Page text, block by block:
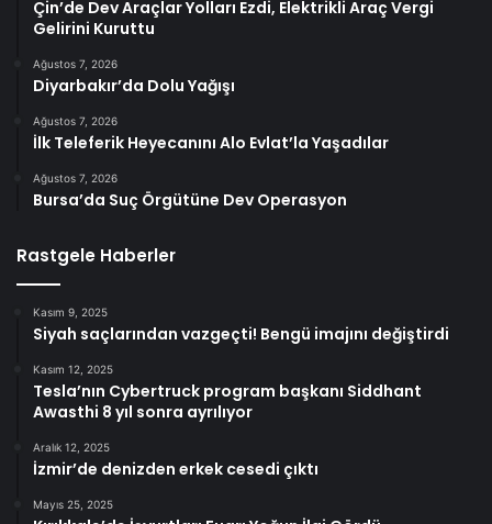
Çin’de Dev Araçlar Yolları Ezdi, Elektrikli Araç Vergi
Gelirini Kuruttu
Ağustos 7, 2026
Diyarbakır’da Dolu Yağışı
Ağustos 7, 2026
İlk Teleferik Heyecanını Alo Evlat’la Yaşadılar
Ağustos 7, 2026
Bursa’da Suç Örgütüne Dev Operasyon
Rastgele Haberler
Kasım 9, 2025
Siyah saçlarından vazgeçti! Bengü imajını değiştirdi
Kasım 12, 2025
Tesla’nın Cybertruck program başkanı Siddhant
Awasthi 8 yıl sonra ayrılıyor
Aralık 12, 2025
İzmir’de denizden erkek cesedi çıktı
Mayıs 25, 2025